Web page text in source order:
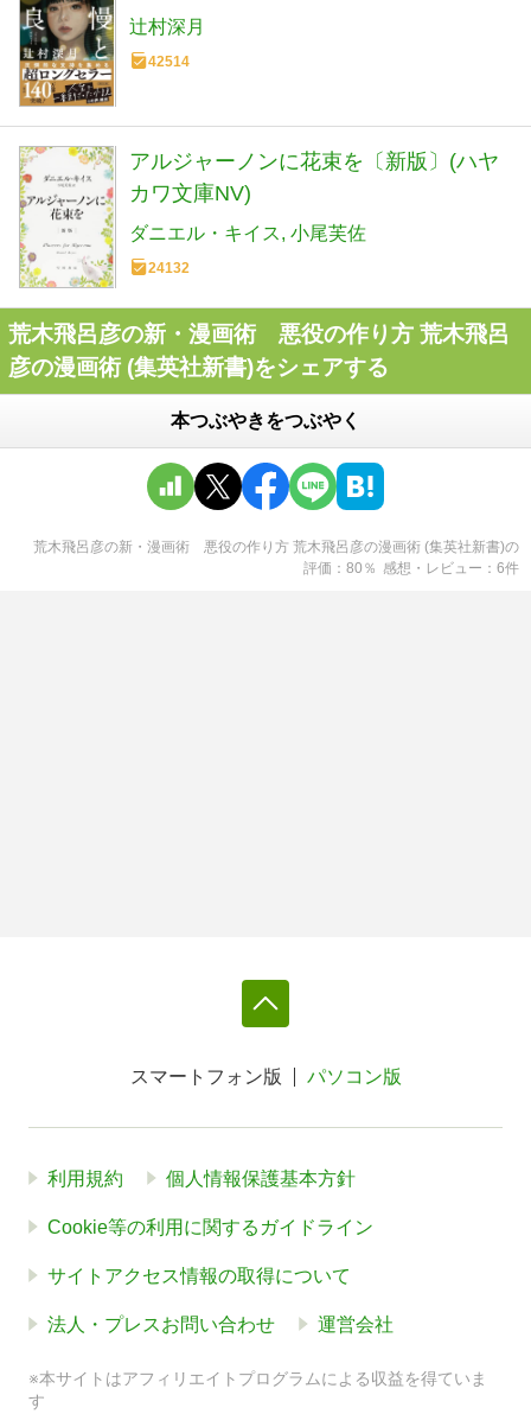
辻村深月
42514
アルジャーノンに花束を〔新版〕(ハヤ
カワ文庫NV)
ダニエル・キイス 小尾芙佐
24132
荒木飛呂彦の新・漫画術 悪役の作り方 荒木飛呂
彦の漫画術 (集英社新書)をシェアする
本つぶやきをつぶやく
荒木飛呂彦の新・漫画術 悪役の作り方 荒木飛呂彦の漫画術 (集英社新書)の
評価
80 ％ 感想・レビュー 6件
スマートフォン版 パソコン版
利用規約 個人情報保護基本方針
Cookie等の利用に関するガイドライン
サイトアクセス情報の取得について
法人・プレスお問い合わせ 運営会社
※本サイトはアフィリエイトプログラムによる収益を得ていま
す